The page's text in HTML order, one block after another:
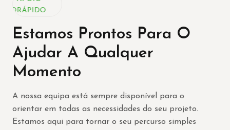
RÁPIDO
Estamos Prontos Para O
Ajudar A Qualquer
Momento
A nossa equipa está sempre disponível para o
orientar em todas as necessidades do seu projeto.
Estamos aqui para tornar o seu percurso simples